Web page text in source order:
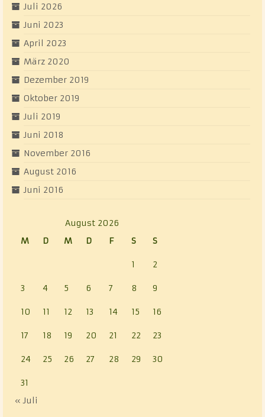
Juli 2026
Juni 2023
April 2023
März 2020
Dezember 2019
Oktober 2019
Juli 2019
Juni 2018
November 2016
August 2016
Juni 2016
August 2026
M
D M D F S S
1 2
3 4 5 6 7 8 9
10 11 12 13 14 15 16
17 18 19 20 21 22 23
24 25 26 27 28 29 30
31
« Juli